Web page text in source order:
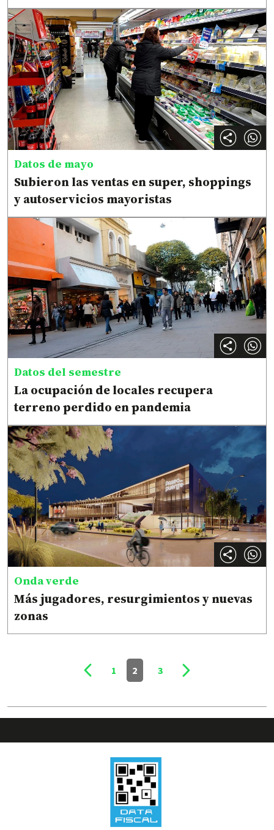
Datos de mayo
Subieron las ventas en super, shoppings
y autoservicios mayoristas
Datos del semestre
La ocupación de locales recupera
terreno perdido en pandemia
Onda verde
Más jugadores, resurgimientos y nuevas
zonas
1 2 3